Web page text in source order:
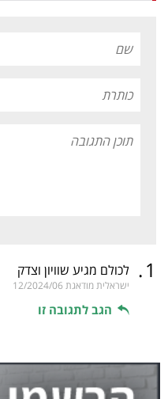
1
. לכולם מגיע שוויון וצדק
ישראלית מודאגת 12/2024/06
הגב לתגובה זו